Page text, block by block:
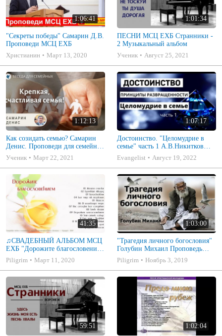
1:06:41
"Секреты победы" Самарин Д.В.
Проповеди МСЦ ЕХБ
Христианин
Март 13, 2020
1:01:34
ПЕСНИ МСЦ ЕХБ Странники -
2 Музыкальный альбом
Ученик
Август 25, 2021
1:12:13
Как созидать семью? Самарин
Денис. Проповеди для семейных
МСЦ ЕХБ
Ученик Март 22, 2021
1:07:17
Достоинство. "Целомудрие в
семье" часть 1 А.В.Никитков
Беседа для семейных МСЦ ЕХБ
Evangelist Август 19, 2022
41:35
♫СВАДЕБНЫЙ АЛЬБОМ МСЦ
ЕХБ "Дорожите благословением
- Христианские песни.
Музыкальный диск. Псалмы
Piligrim Март 11, 2020
1:03:00
"Трагедия личного богословия"
Голубин Михаил Проповедь
2019
Piligrim Ноябрь 3, 2019
59:51 1:02:04